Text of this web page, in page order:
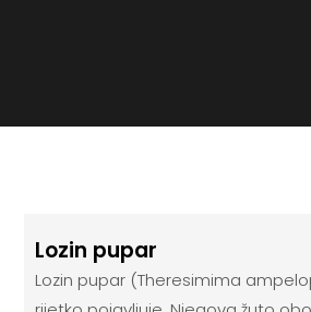
Lozin pupar
Lozin pupar (Theresimima